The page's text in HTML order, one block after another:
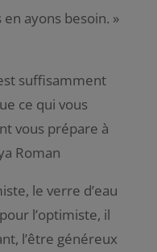
en ayons besoin. »
suffisamment
ce qui vous
vous prépare à
Roman
le verre d’eau
l’optimiste, il
l’être généreux